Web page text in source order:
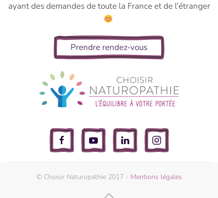
ayant des demandes de toute la France et de l'étranger
Prendre rendez-vous
© Choisir Naturopathie 2017 - Mentions légales